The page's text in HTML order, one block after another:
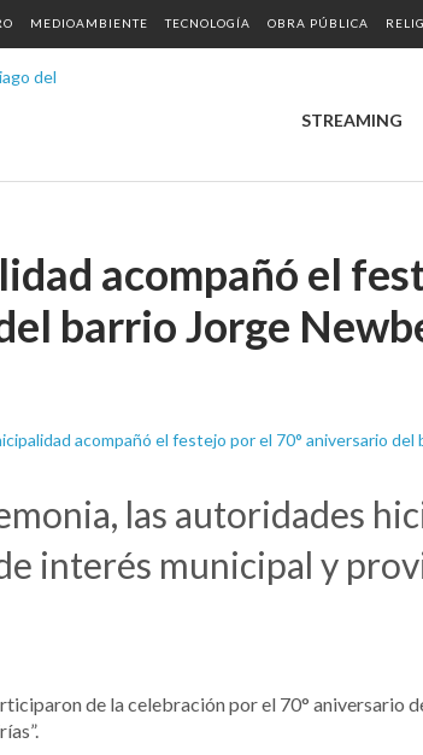
MEDIOAMBIENTE TECNOLOGÍA OBRA PÚBLICA
STREAMING
acompañó el
barrio Jorge
las autoridades
interés municipal y
de la celebración por el 70° aniversario